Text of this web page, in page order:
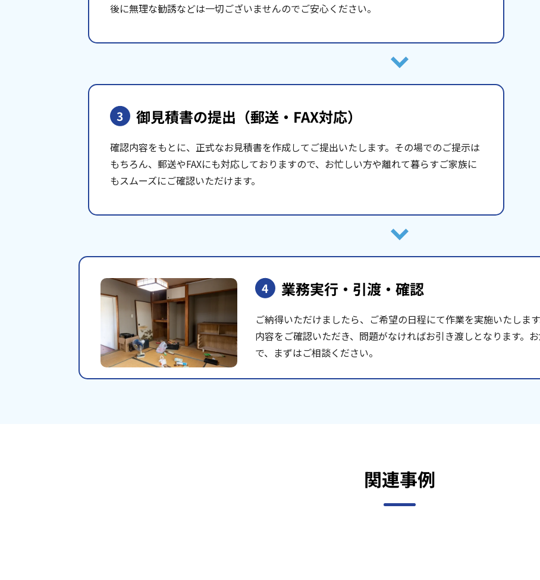
後に無理な勧誘などは一切ございませんのでご安心ください。
3 御見積書の提出 （郵送・FAX対応）
確認内容をもとに、正式なお見積書を作成してご提出いたします。その場でのご提示は
もちろん、郵送やFAXにも対応しておりますので、お忙しい方や離れて暮らすご家族に
もスムーズにご確認いただけます。
4 業務実行・引渡・確認
ご納得いただけましたら、ご希望の日程にて作業を実施いたしま
内容をご確認いただき、問題がなければお引き渡しとなります。
で、まずはご相談ください。
関連事例